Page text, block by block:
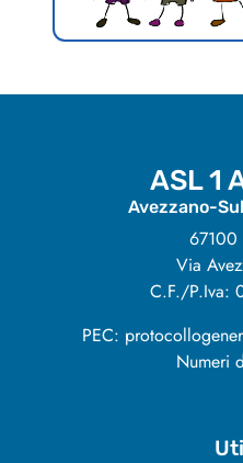
ASL 1
Avezzano-
67100
Via
C.F./P.Iva:
PEC:
Numeri